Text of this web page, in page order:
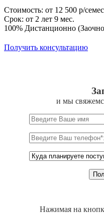
Стоимость: от 12 500 р/
Срок: от 2 лет 9 мес.
100% Дистанционно
Получить консультацию
и мы
Нажимая на